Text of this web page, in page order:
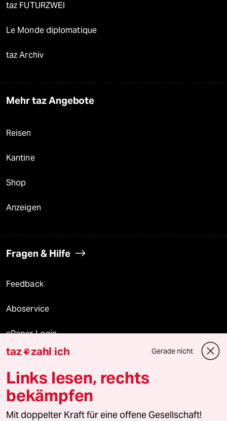
taz FUTURZWEI
Le Monde diplomatique
taz Archiv
Mehr taz Angebote
Reisen
Kantine
Shop
Anzeigen
Fragen & Hilfe
Feedback
Aboservice
ePaper Login
Downloads für Abonnierende
© 2026 taz Verlags und Vertriebs GmbH
Alle Rechte vorbehalten. Bei rechtlichen Fragen oder für Genehmigungen
taz zahl ich Gerade nicht
Links lesen, rechts
bekämpfen
Mit doppelter Kraft für eine offene Gesellschaft!